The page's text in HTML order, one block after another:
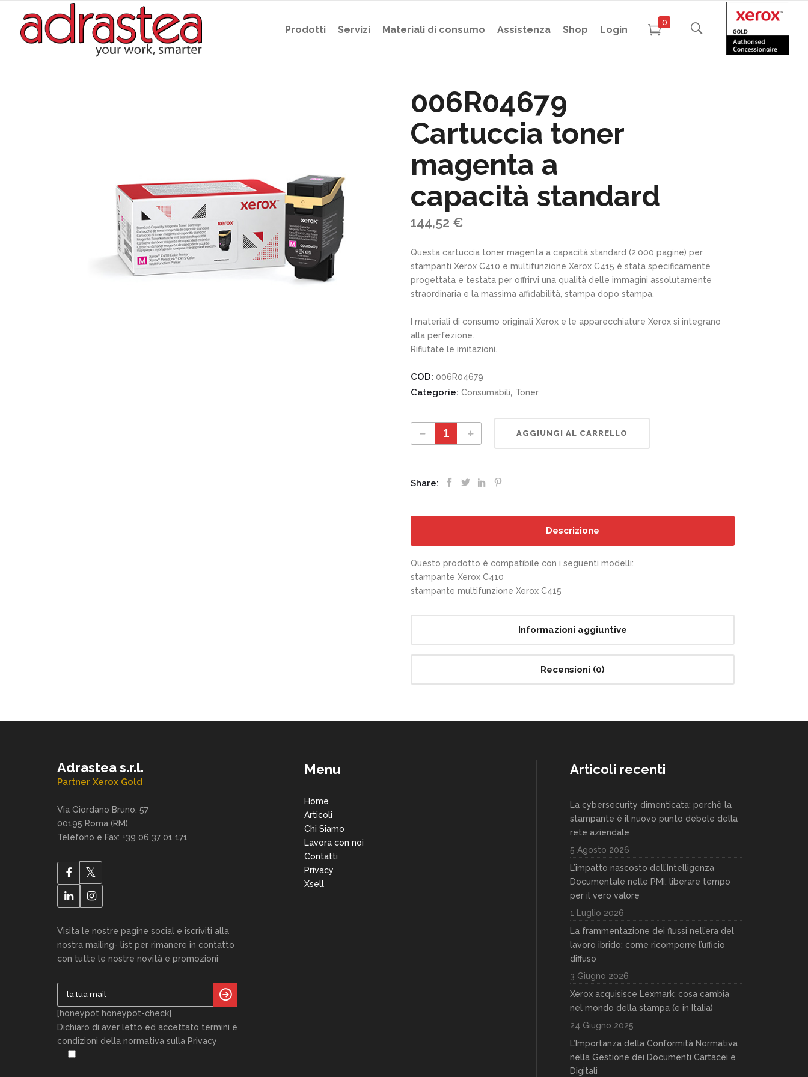
Prodotti Servizi Materiali di consumo Assistenza Shop Login
0
006R04679
Cartuccia toner
magenta a
capacità standard
144,52 €
Questa cartuccia toner magenta a capacità standard (2.000 pagine) per
stampanti Xerox C410 e multifunzione Xerox C415 è stata specificamente
progettata e testata per offrirvi una qualità delle immagini assolutamente
straordinaria e la massima affidabilità, stampa dopo stampa.
I materiali di consumo originali Xerox e le apparecchiature Xerox si integrano
alla perfezione.
Rifiutate le imitazioni.
COD: 006R04679
Categorie: Consumabili, Toner
006R04679 Cartuccia toner magenta a capacità standard quantity
AGGIUNGI AL CARRELLO
Share:
Descrizione
Questo prodotto è compatibile con i seguenti modelli:
stampante Xerox C410
stampante multifunzione Xerox C415
Informazioni aggiuntive
Recensioni (0)
Adrastea s.r.l.
Partner Xerox Gold
Via Giordano Bruno, 57
00195 Roma (RM)
Telefono e Fax: +39 06 37 01 171
Visita le nostre pagine social e iscriviti alla
nostra mailing- list per rimanere in contatto
con tutte le nostre novità e promozioni
[honeypot honeypot-check]
Dichiaro di aver letto ed accettato termini e
condizioni della normativa sulla Privacy
Menu
Home
Articoli
Chi Siamo
Lavora con noi
Contatti
Privacy
Xsell
Articoli recenti
La cybersecurity dimenticata: perchè la
stampante è il nuovo punto debole della
rete aziendale
5 Agosto 2026
L’impatto nascosto dell’Intelligenza
Documentale nelle PMI: liberare tempo
per il vero valore
1 Luglio 2026
La frammentazione dei flussi nell’era del
lavoro ibrido: come ricomporre l’ufficio
diffuso
3 Giugno 2026
Xerox acquisisce Lexmark: cosa cambia
nel mondo della stampa (e in Italia)
24 Giugno 2025
L’Importanza della Conformità Normativa
nella Gestione dei Documenti Cartacei e
Digitali